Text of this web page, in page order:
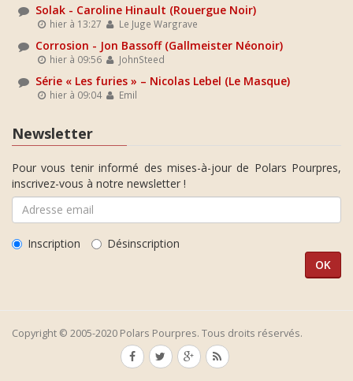
Solak - Caroline Hinault (Rouergue Noir)
hier à 13:27 Le Juge Wargrave
Corrosion - Jon Bassoff (Gallmeister Néonoir)
hier à 09:56 JohnSteed
Série « Les furies » – Nicolas Lebel (Le Masque)
hier à 09:04 Emil
Newsletter
Pour vous tenir informé des mises-à-jour de Polars Pourpres,
inscrivez-vous à notre newsletter !
Inscription Désinscription
Copyright © 2005-2020 Polars Pourpres. Tous droits réservés.